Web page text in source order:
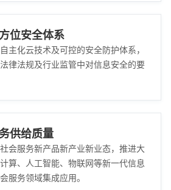
位安全体系
主化云技术及可控的安全防护体系，
律法规及行业监管中对信息安全的要
供给质量
会服务新产品新产业新业态，推进大
算、人工智能、物联网等新一代信息
服务领域集成应用。